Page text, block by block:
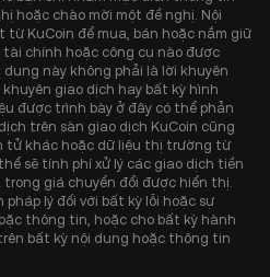
hoặc chào mời một đề nghị. Nội
từ KuCoin để mua, bán hoặc nắm giữ
chính hoặc công cụ nào được
này không phải là lời khuyên
giao dịch hay bất kỳ hình
được trình bày ở đây có thể phản
trên sàn giao dịch KuCoin cũng
tử khác hoặc dữ liệu thị trường từ
sẽ tính phí xử lý các giao dịch tiền
giá chuyển đổi được hiển thị.
lý đối với bất kỳ lỗi hoặc sự
thông tin, hoặc cho bất kỳ hành
bất kỳ nội dung hoặc thông tin